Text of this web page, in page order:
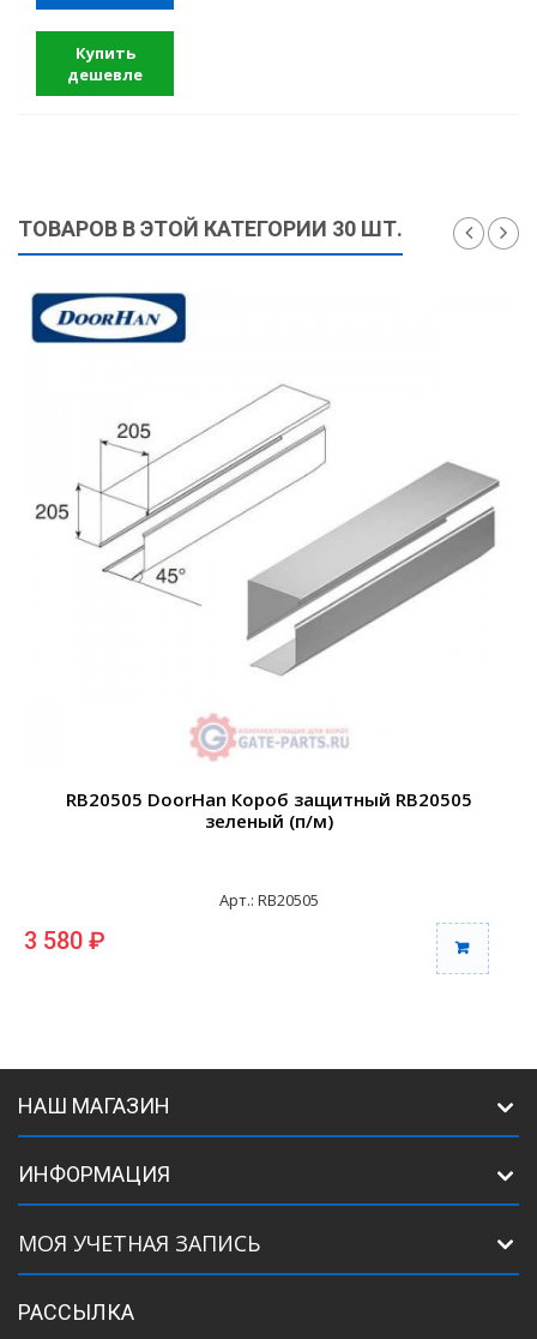
Купить
дешевле
ТОВАРОВ В ЭТОЙ КАТЕГОРИИ 30 ШТ.
RB20505 DoorHan Короб защитный RB20505
зеленый (п/м)
Арт.: RB20505
3 580 ₽
НАШ МАГАЗИН
ИНФОРМАЦИЯ
МОЯ УЧЕТНАЯ ЗАПИСЬ
РАССЫЛКА